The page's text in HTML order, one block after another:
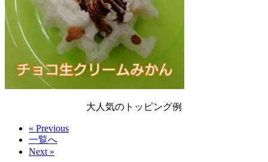
大人気のトッピング例
« Previous
一覧へ
Next »